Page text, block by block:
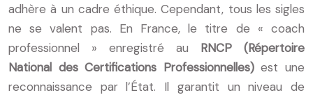
adhère à un cadre éthique. Cependant, tous les sigles
ne se valent pas. En France, le titre de « coach
professionnel » enregistré au RNCP (Répertoire
National des Certifications Professionnelles)est une
reconnaissance par l’État. Il garantit un niveau de